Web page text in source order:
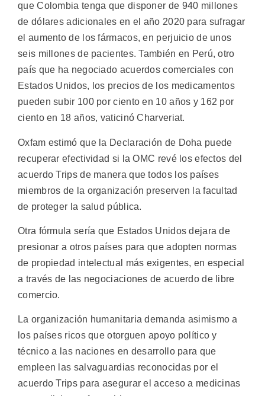
que Colombia tenga que disponer de 940 millones
de dólares adicionales en el año 2020 para sufragar
el aumento de los fármacos, en perjuicio de unos
seis millones de pacientes. También en Perú, otro
país que ha negociado acuerdos comerciales con
Estados Unidos, los precios de los medicamentos
pueden subir 100 por ciento en 10 años y 162 por
ciento en 18 años, vaticinó Charveriat.
Oxfam estimó que la Declaración de Doha puede
recuperar efectividad si la OMC revé los efectos del
acuerdo Trips de manera que todos los países
miembros de la organización preserven la facultad
de proteger la salud pública.
Otra fórmula sería que Estados Unidos dejara de
presionar a otros países para que adopten normas
de propiedad intelectual más exigentes, en especial
a través de las negociaciones de acuerdo de libre
comercio.
La organización humanitaria demanda asimismo a
los países ricos que otorguen apoyo político y
técnico a las naciones en desarrollo para que
empleen las salvaguardias reconocidas por el
acuerdo Trips para asegurar el acceso a medicinas